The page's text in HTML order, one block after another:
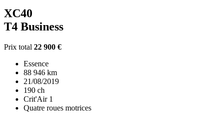
XC40
T4 Business
Prix total 22 900 €
Essence
88 946 km
21/08/2019
190 ch
Crit'Air 1
Quatre roues motrices